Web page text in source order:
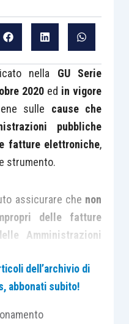
nella GU Serie
2020 ed in vigore
sulle cause che
pubbliche
fatture elettroniche,
strumento.
assicurare che non
delle fatture
Amministrazioni
di armonizzarle
del processo di
dell’archivio di
abbonati subito!